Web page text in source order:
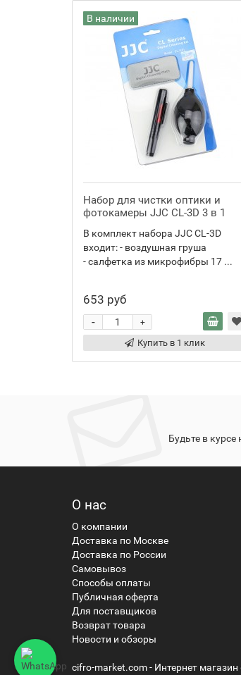
В наличии
Набор для чистки оптики и
фотокамеры JJC CL-3D 3 в 1
В комплект набора JJC CL-3D
входит: - воздушная груша
- салфетка из микрофибры 17 ...
653 руб
+
-
Купить в 1 клик
Будьте в
О нас
О компании
Доставка по Москве
Доставка по России
Самовывоз
Способы оплаты
Публичная оферта
Для поставщиков
Возврат товара
Новости и обзоры
cifro-market.com - Интернет